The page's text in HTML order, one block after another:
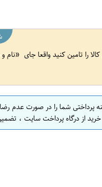
را تامین کنید واقعا جای
نام
پرداختی شما را در صورت
از درگاه پرداخت سایت ،